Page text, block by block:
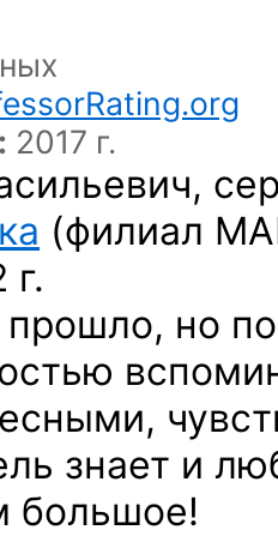
2017 г.
(филиал
г.
прошло, но
знает и
большое!